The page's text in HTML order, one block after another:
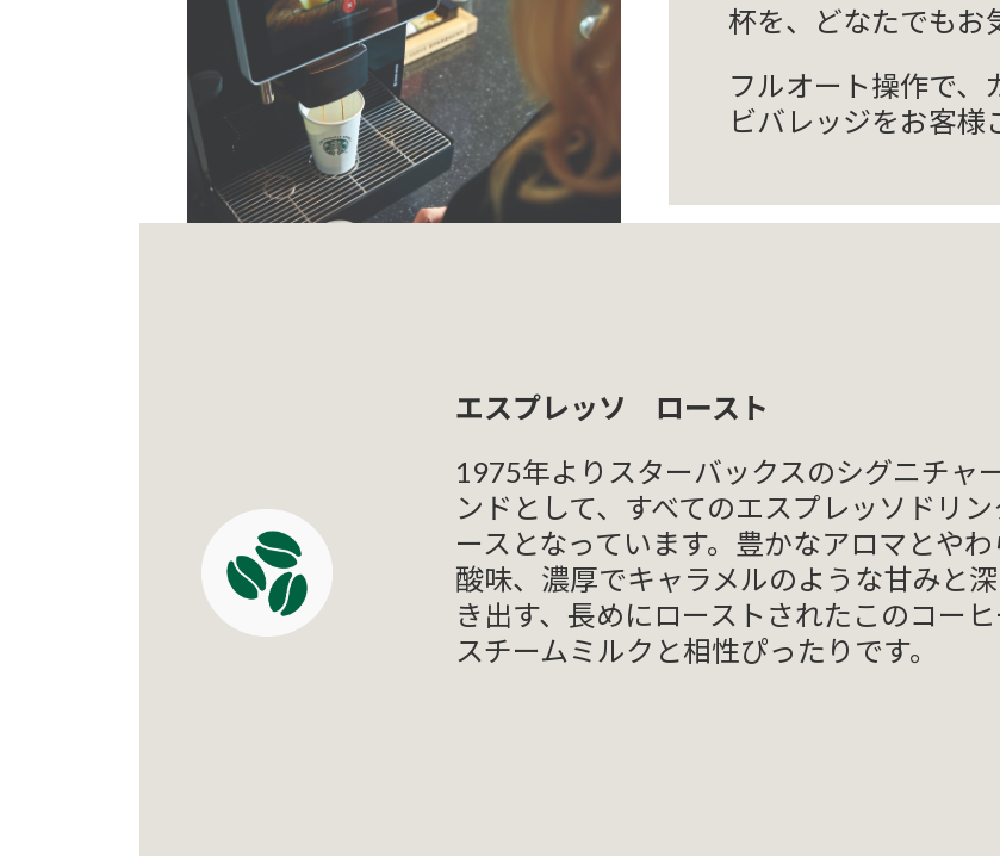
杯を、どなたでもお
フルオート操作で、
ビバレッジをお客様
エスプレッソ ロースト
1975年よりスターバックスのシグニチャ
ンドとして、すべてのエスプレッソドリ
ースとなっています。豊かなアロマとや
酸味、濃厚でキャラメルのような甘みと
き出す、長めにローストされたこのコーヒ
スチームミルクと相性ぴったりです。